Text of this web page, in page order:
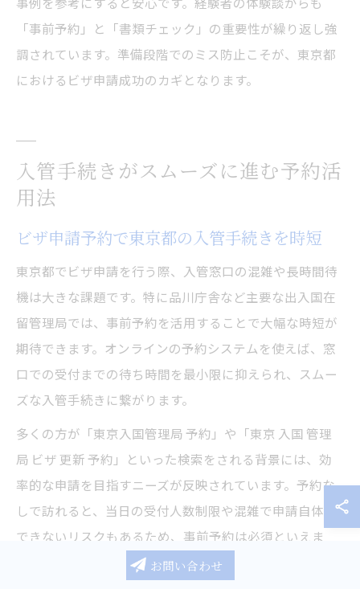
「事前予約」と「書類チェック」の重要性が繰り返し強
調されています。準備段階でのミス防止こそが、東京都
におけるビザ申請成功のカギとなります。
入管手続きがスムーズに進む予約活
用法
ビザ申請予約で東京都の入管手続きを時短
東京都でビザ申請を行う際、入管窓口の混雑や長時間待
機は大きな課題です。特に品川庁舎など主要な出入国在
留管理局では、事前予約を活用することで大幅な時短が
期待できます。オンラインの予約システムを使えば、窓
口での受付までの待ち時間を最小限に抑えられ、スムー
ズな入管手続きに繋がります。
多くの方が「東京入国管理局 予約」や「東京 入国 管理
局 ビザ 更新 予約」といった検索をされる背景には、効
率的な申請を目指すニーズが反映されています。予約な
しで訪れると、当日の受付人数制限や混雑で申請自体が
できないリスクもあるため、事前予約は必須といえま
お問い合わせ